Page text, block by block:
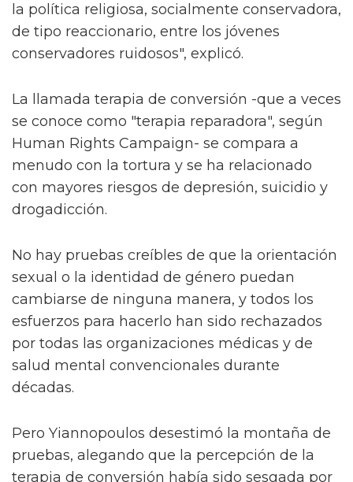
la política religiosa, socialmente conservadora,
de tipo reaccionario, entre los jóvenes
conservadores ruidosos", explicó.
La llamada terapia de conversión -que a veces
se conoce como "terapia reparadora", según
Human Rights Campaign- se compara a
menudo con la tortura y se ha relacionado
con mayores riesgos de depresión, suicidio y
drogadicción.
No hay pruebas creíbles de que la orientación
sexual o la identidad de género puedan
cambiarse de ninguna manera, y todos los
esfuerzos para hacerlo han sido rechazados
por todas las organizaciones médicas y de
salud mental convencionales durante
décadas.
Pero Yiannopoulos desestimó la montaña de
pruebas, alegando que la percepción de la
terapia de conversión había sido sesgada por